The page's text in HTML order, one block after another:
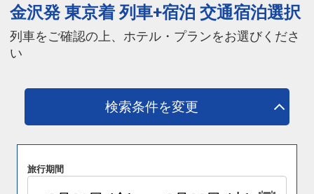
金沢発 東京着 列車+宿泊 交通宿泊選択
列車をご確認の上、ホテル・プランをお選びくださ
い
検索条件を変更
旅行期間